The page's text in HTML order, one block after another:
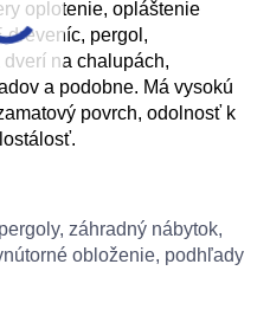
oplotenie, opláštenie
dreveníc, pergol,
na chalupách,
a podobne. Má vysokú
povrch, odolnosť k
záhradný nábytok,
obloženie, podhľady